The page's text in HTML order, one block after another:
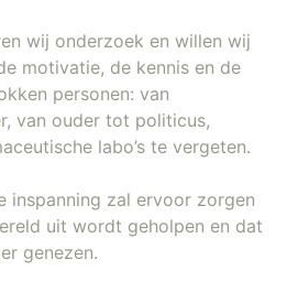
wij onderzoek en willen wij
motivatie, de kennis en de
personen: van
van ouder tot politicus,
labo’s te vergeten.
inspanning zal ervoor zorgen
uit wordt geholpen en dat
genezen.